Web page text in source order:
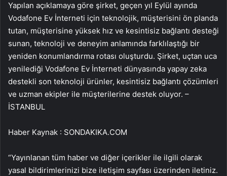
Yapılan açıklamaya göre şirket, geçen yıl Eylül ayında
Vodafone Ev İnterneti için teknolojik, müşterisini ön planda
tutan, müşterisine yüksek hız ve kesintisiz bağlantı desteği
sunan, teknoloji ve deneyim anlamında farklılaştığı bir
yeniden konumlandırma rotası oluşturdu. Şirket, uçtan uca
yenilediği Vodafone Ev İnterneti dünyasında yapay zeka
destekli son teknoloji ürünler, kesintisiz bağlantı çözümleri
ve uzman ekipler ile müşterilerine destek oluyor. –
İSTANBUL
Haber Kaynak : SONDAKIKA.COM
“Yayınlanan tüm haber ve diğer içerikler ile ilgili olarak
yasal bildirimlerinizi bize iletişim sayfası üzerinden iletiniz.